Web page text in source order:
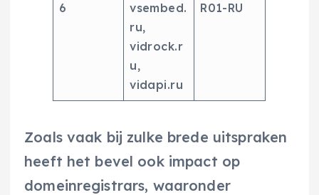
6
vsembed.
ru,
vidrock.r
u,
vidapi.ru
R01-RU
Zoals vaak bij zulke brede uitspraken
heeft het bevel ook impact op
domeinregistrars, waaronder